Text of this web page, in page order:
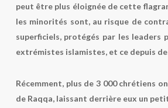
peut être plus éloignée de cette
les minorités sont, au risque de
superficiels, protégés par les leaders
extrémistes islamistes, et ce depuis
Récemment, plus de 3 000 chrétiens
de Raqqa, laissant derrière eux un